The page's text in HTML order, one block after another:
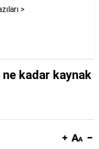
>
kadar kaynak